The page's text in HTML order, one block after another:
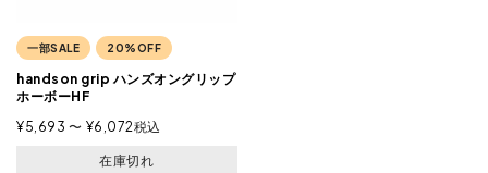
一部SALE 20%OFF
handson grip ハンズオングリップ
ホーボーHF
¥5,693 〜 ¥6,072税込
在庫切れ